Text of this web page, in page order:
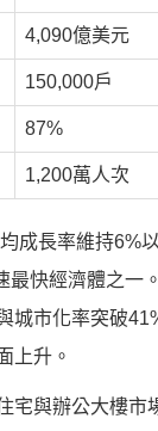
4,090億美元
150,000戶
87%
1,200萬人次
成長率維持6%
最快經濟體之一
城市化率突破
上升。
宅與辦公大樓市